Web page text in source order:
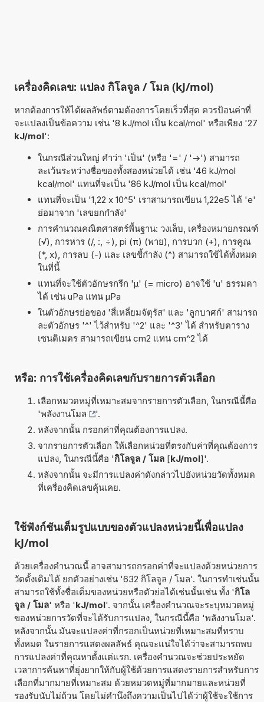
เครื่องคิดเลข: แปลง กิโลจูล / โมล (kJ/mol)
หากต้องการให้ได้ผลลัพธ์ตามต้องการโดยเร็วที่สุด ควรป้อนค่าที่
จะแปลงเป็นข้อความ เช่น '8 kJ/mol เป็น kcal/mol' หรือเพียง '27
kJ/mol':
ในกรณีส่วนใหญ่ คำว่า 'เป็น' (หรือ '=' / '->') สามารถ
ละเว้นระหว่างชื่อของทั้งสองหน่วยได้ เช่น '46 kJ/mol
kcal/mol' แทนที่จะเป็น '86 kJ/mol เป็น kcal/mol'
แทนที่จะเป็น '1,22 x 10^5' เราสามารถเขียน 1,22e5 ได้ 'e'
ย่อมาจาก 'เลขยกกำลัง'
การคำนวณคณิตศาสตร์พื้นฐาน: วงเล็บ, เครื่องหมายกรณฑ์
(√), การหาร (/, :, ÷), pi (π) (พาย), การบวก (+), การคูณ
(*, x), การลบ (-) และ เลขชี้กำลัง (^) สามารถใช้ได้ทั้งหมด
ในที่นี้
แทนที่จะใช้ตัวอักษรกรีก 'µ' (= micro) อาจใช้ 'u' ธรรมดา
ได้ เช่น uPa แทน µPa
ในตัวอักษรย่อของ 'สี่เหลี่ยมจัตุรัส' และ 'ลูกบาศก์' สามารถ
ละตัวอักษร '^' ไว้สำหรับ '^2' และ '^3' ได้ สำหรับตาราง
เซนติเมตร สามารถเขียน cm2 แทน cm^2 ได้
หรือ: การใช้เครื่องคิดเลขกับรายการตัวเลือก
เลือกหมวดหมู่ที่เหมาะสมจากรายการตัวเลือก, ในกรณีนี้คือ
'พลังงานโมล
'.
หลังจากนั้น กรอกค่าที่คุณต้องการแปลง.
จากรายการตัวเลือก ให้เลือกหน่วยที่ตรงกับค่าที่คุณต้องการ
แปลง, ในกรณีนี้คือ 'กิโลจูล / โมล[kJ/mol]'.
หลังจากนั้น จะมีการแปลงค่าดังกล่าวไปยังหน่วยวัดทั้งหมด
ที่เครื่องคิดเลขคุ้นเคย.
ใช้ฟังก์ชันเต็มรูปแบบของตัวแปลงหน่วยนี้เพื่อแปลง
kJ/mol
ด้วยเครื่องคำนวณนี้ อาจสามารถกรอกค่าที่จะแปลงด้วยหน่วยการ
วัดดั้งเดิมได้ ยกตัวอย่างเช่น '632 กิโลจูล / โมล'. ในการทำเช่นนั้น
สามารถใช้ทั้งชื่อเต็มของหน่วยหรือตัวย่อได้เช่นนั้นเช่น ทั้ง 'กิโล
จูล / โมล' หรือ 'kJ/mol'. จากนั้น เครื่องคำนวณจะระบุหมวดหมู่
ของหน่วยการวัดที่จะได้รับการแปลง, ในกรณีนี้คือ 'พลังงานโมล'.
หลังจากนั้น มันจะแปลงค่าที่กรอกเป็นหน่วยที่เหมาะสมที่ทราบ
ทั้งหมด ในรายการแสดงผลลัพธ์ คุณจะแน่ใจได้ว่าจะสามารถพบ
การแปลงค่าที่คุณหาตั้งแต่แรก. เครื่องคำนวณจะช่วยประหยัด
เวลาการค้นหาที่ยุ่งยากให้กับผู้ใช้ด้วยการแสดงรายการสำหรับการ
เลือกที่มากมายที่เหมาะสม ด้วยหมวดหมู่ที่มากมายและหน่วยที่
รองรับนับไม่ถ้วน โดยไม่คำนึงถึงความเป็นไปได้ว่าผู้ใช้จะใช้การ